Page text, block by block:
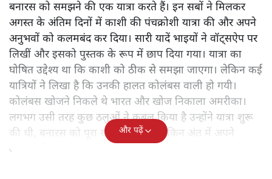
बनारस को समझने की एक यात्रा करते हैं। इन सबों ने मिलकर
अगस्त के अंतिम दिनों में काशी की पंचक्रोशी यात्रा की और अपने
अनुभवों को कलमबंद कर दिया। सारी यादें भाइयों ने वॉट्सऐप पर
लिखीं और इसको पुस्तक के रूप में छाप दिया गया। यात्रा का
घोषित उद्देश्य था कि काशी को ठीक से समझा जाएगा। लेकिन कई
यात्रियों ने लिखा है कि उनकी हालत कोलंबस वाली हो गयी।
कोलंबस खोजने निकले थे भारत और खोज निकाला अमरीका।
लगभग उसी तरह कुछ ठलुओं ने कुबूल किया है उन्होंने यात्रा शुरू
की थी, बनारस को पूरा खोजने के लिए लेकिन अंत में अपने
आपको ही समझकर संतुष्ट हो गए।
और पढ़ें